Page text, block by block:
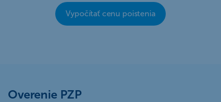
Vypočítať cenu poistenia
Overenie PZP